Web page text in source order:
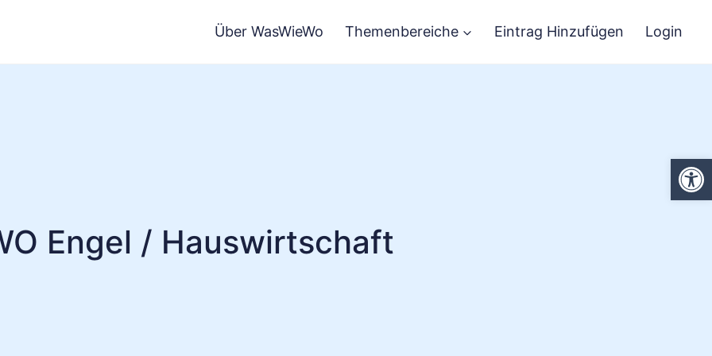
Über WasWieWo Themenbereiche Eintrag Hinzufügen Login
Engel / Hauswirtschaft